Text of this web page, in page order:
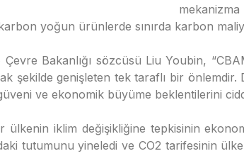
yoğun ürünlerde sınırda karbon
Çevre Bakanlığı sözcüsü Liu Youbin,
şekilde genişleten tek taraflı bir
güveni ve ekonomik büyüme beklentilerini
ülkenin iklim değişikliğine tepkisinin
tutumunu yineledi ve CO2 tarifesinin